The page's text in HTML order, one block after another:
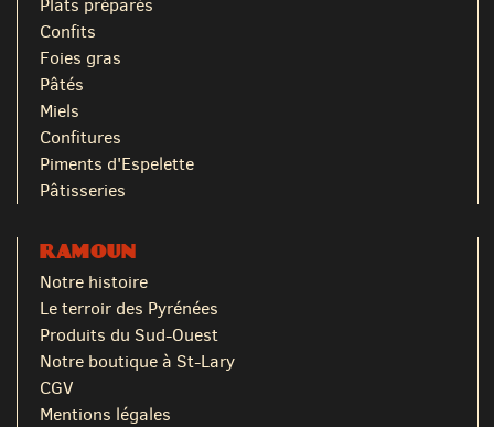
Plats préparés
Confits
Foies gras
Pâtés
Miels
Confitures
Piments d'Espelette
Pâtisseries
RAMOUN
Notre histoire
Le terroir des Pyrénées
Produits du Sud-Ouest
Notre boutique à St-Lary
CGV
Mentions légales